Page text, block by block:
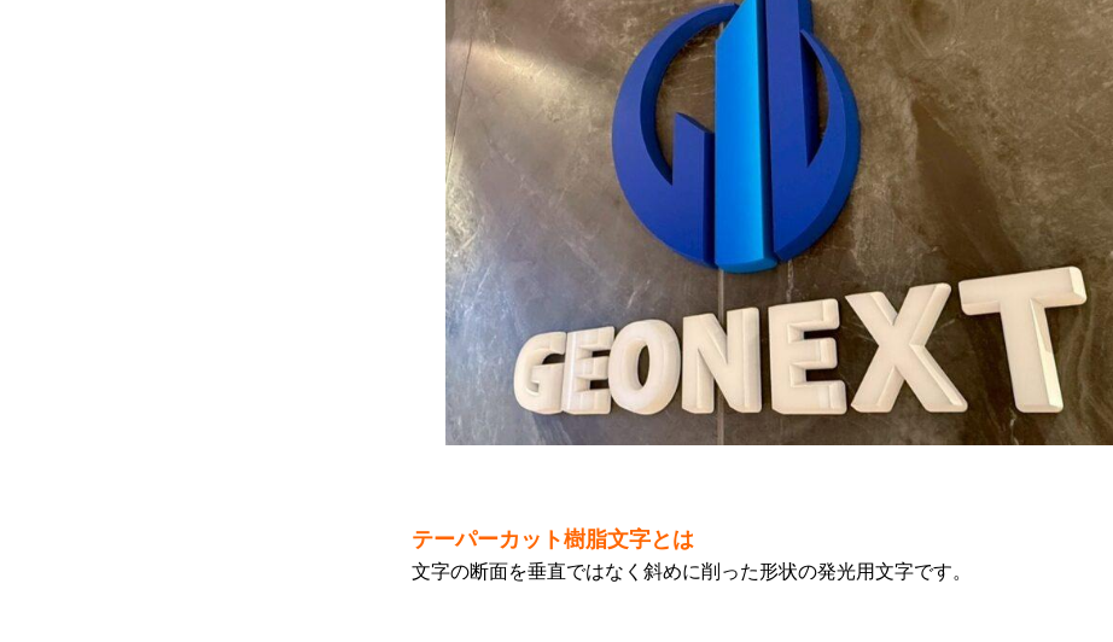
テーパーカット樹脂文字とは
文字の断面を垂直ではなく斜めに削った形状の発光用文字です。